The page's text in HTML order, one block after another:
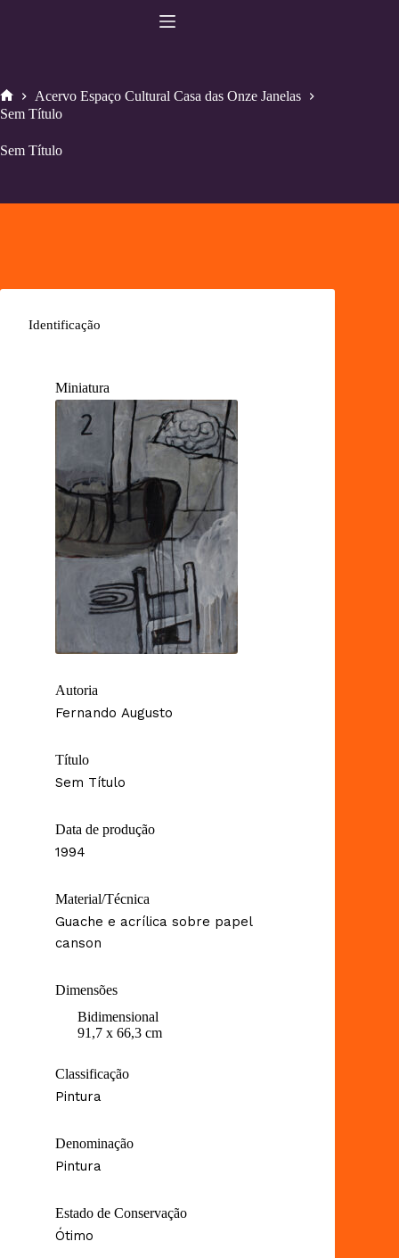
Home
Acervo Espaço Cultural Casa das Onze Janelas
Sem Título
Sem Título
Identificação
Miniatura
Autoria
Fernando Augusto
Título
Sem Título
Data de produção
1994
Material/Técnica
Guache e acrílica sobre papel
canson
Dimensões
Bidimensional
91,7 x 66,3 cm
Classificação
Pintura
Denominação
Pintura
Estado de Conservação
Ótimo